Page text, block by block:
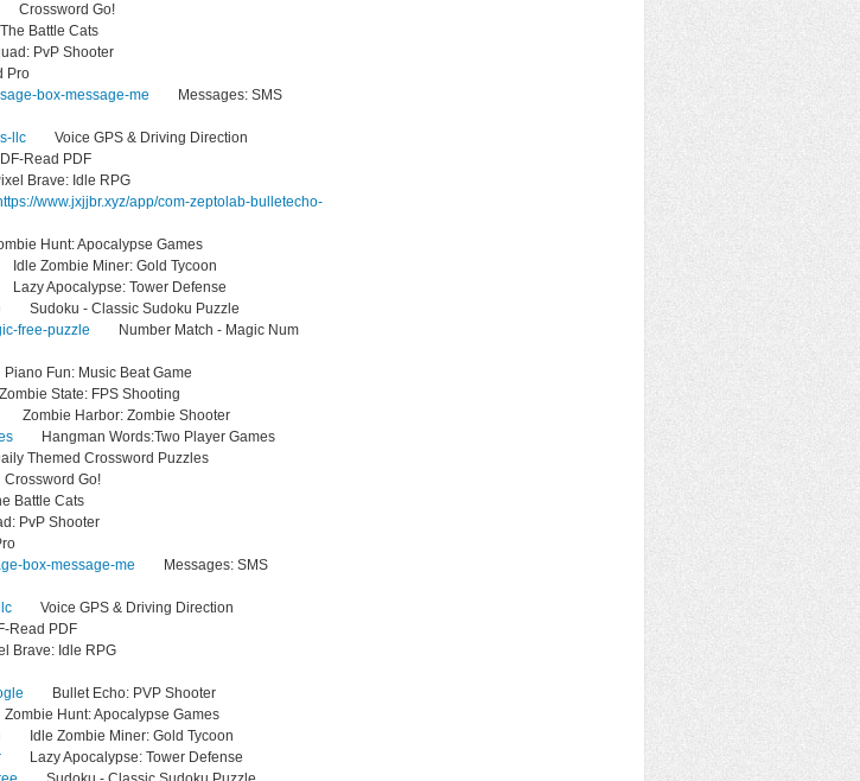
Crossword Go!
Battle Cats
PvP Shooter
Pro
box-message-me Messages: SMS
llc Voice GPS & Driving Direction
Read PDF
Brave: Idle RPG
www.jxjjbr.xyz/app/com-zeptolab-bulletecho-
Hunt: Apocalypse Games
Zombie Miner: Gold Tycoon
Apocalypse: Tower Defense
Sudoku - Classic Sudoku Puzzle
free-puzzle Number Match - Magic Num
Fun: Music Beat Game
State: FPS Shooting
Zombie Harbor: Zombie Shooter
Hangman Words:Two Player Games
Themed Crossword Puzzles
Go!
Battle Cats
PvP Shooter
box-message-me Messages: SMS
Voice GPS & Driving Direction
Read PDF
Idle RPG
Bullet Echo: PVP Shooter
Hunt: Apocalypse Games
Idle Zombie Miner: Gold Tycoon
Lazy Apocalypse: Tower Defense